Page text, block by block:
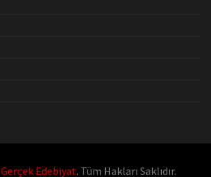
Gerçek Edebiyat. Tüm Hakları Saklıdır.